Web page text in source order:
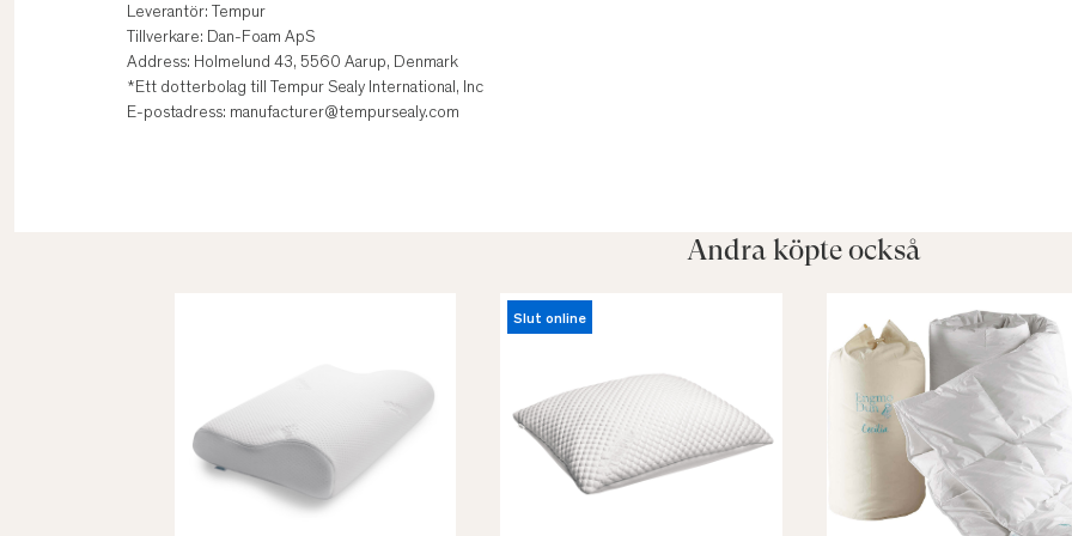
Leverantör: Tempur
Tillverkare: Dan-Foam ApS
Address: Holmelund 43, 5560 Aarup, Denmark
*Ett dotterbolag till Tempur Sealy International, Inc
E-postadress: manufacturer@tempursealy.com
Andra köpte också
Slut online